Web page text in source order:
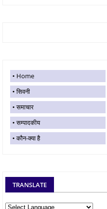
Home
सिवनी
समाचार
सम्पादकीय
कौन-क्या है
TRANSLATE